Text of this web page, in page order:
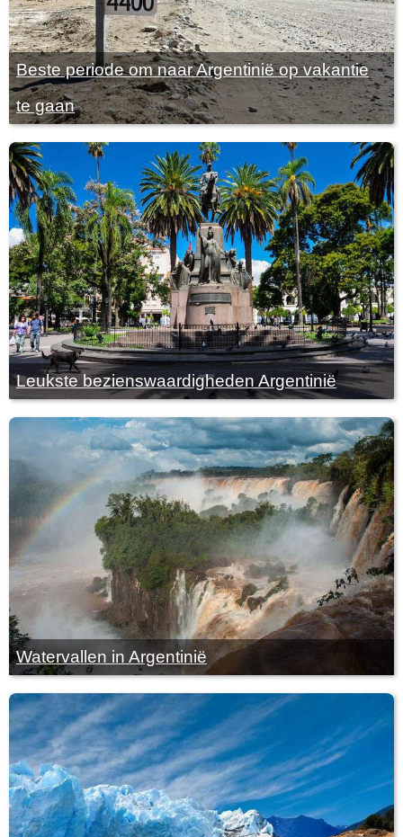
Beste periode om naar Argentinië op vakantie
te gaan
Leukste bezienswaardigheden Argentinië
Watervallen in Argentinië